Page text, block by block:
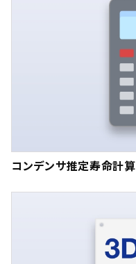
コンデンサ推定寿命計算